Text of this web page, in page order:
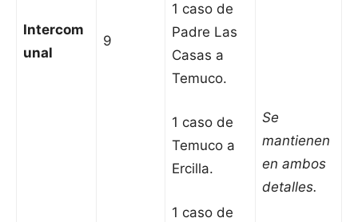
Intercom
unal
9
1 caso de
Padre Las
Casas a
Temuco.
1 caso de
Temuco a
Ercilla.
1 caso de
Se
mantienen
en ambos
detalles.